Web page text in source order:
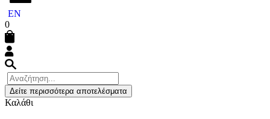
EN
0
Δείτε περισσότερα αποτελέσματα
Καλάθι